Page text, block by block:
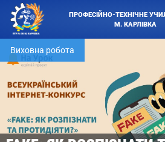
ПРОФЕСІЙНО-ТЕХНІЧНЕ
М. КАРЛІВКА
Виховна робота